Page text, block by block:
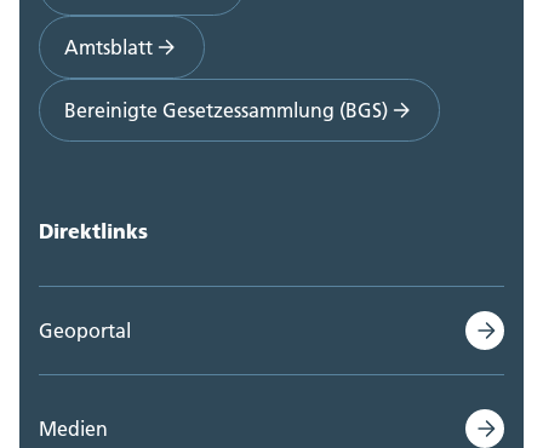
Amtsblatt
Bereinigte Gesetzessammlung (BGS)
Direktlinks
Geoportal
Medien